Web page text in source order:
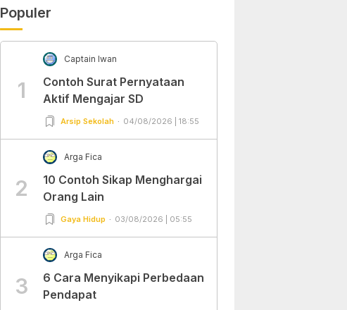
Populer
1
Captain Iwan
Contoh Surat Pernyataan
Aktif Mengajar SD
Arsip Sekolah 04/08/2026 | 18:55
2
Arga Fica
10 Contoh Sikap Menghargai
Orang Lain
Gaya Hidup 03/08/2026 | 05:55
3
Arga Fica
6 Cara Menyikapi Perbedaan
Pendapat